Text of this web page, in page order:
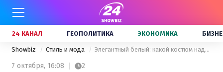
24 КАНАЛ ГЕОПОЛИТИКА ЭКОНОМИКА
Showbiz Стиль и мода Элегантный белый: какой костюм надела Елена Зеленская на встречу с Кейт Миддлтон
7 октября, 16:08 2